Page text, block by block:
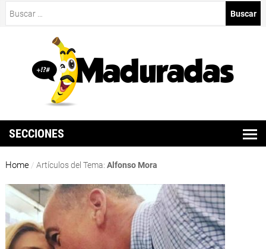
SECCIONES
Home / Artículos del Tema: Alfonso Mora